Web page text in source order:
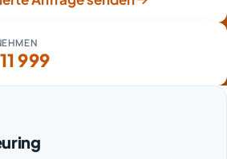
999